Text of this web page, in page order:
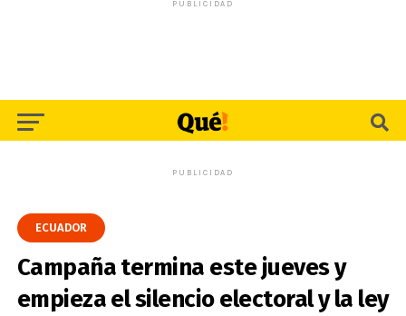
PUBLICIDAD
PUBLICIDAD
ECUADOR
Campaña termina este jueves y
empieza el silencio electoral y la ley